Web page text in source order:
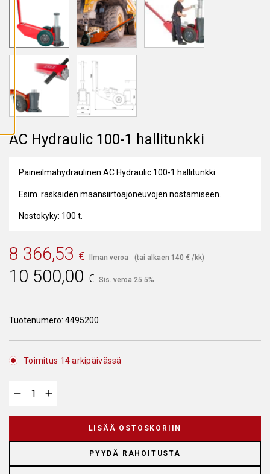
A
E
V
E
E
T
AC Hydraulic 100-1 hallitunkki
Paineilmahydraulinen AC Hydraulic 100-1 hallitunkki.
Esim. raskaiden maansiirtoajoneuvojen nostamiseen.
Nostokyky: 100 t.
8 366,53 € Ilman veroa (tai alkaen 140 € /kk)
10 500,00 € Sis. veroa 25.5%
Tuotenumero: 4495200
Toimitus 14 arkipäivässä
LISÄÄ OSTOSKORIIN
PYYDÄ RAHOITUSTA